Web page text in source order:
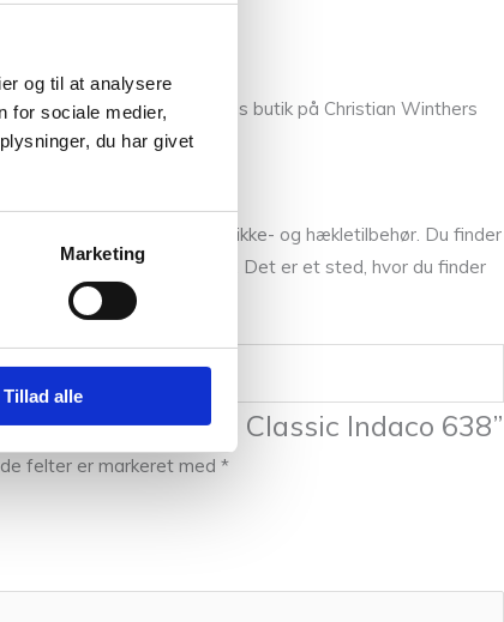
og til at analysere
for sociale medier,
du har givet
Marketing
Tillad alle
fingrene, så kom forbi vores butik på Christian Winthers
garn, brugskunst eller strikke- og hækletilbehør. Du finder
butik på Frederiksberg. Det er et sted, hvor du finder
Cashmere Classic Indaco 638”
felter er markeret med *